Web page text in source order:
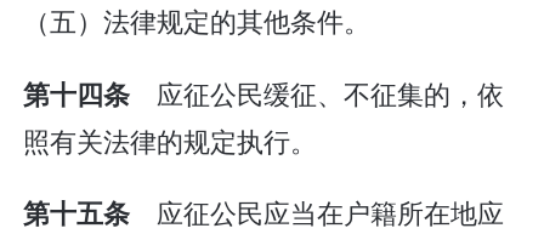
（五）法律规定的其他条件。
第十四条 应征公民缓征、不征集的，依
照有关法律的规定执行。
第十五条 应征公民应当在户籍所在地应